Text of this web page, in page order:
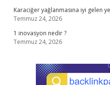
Karaciğer yağlanmasına iyi gelen
Temmuz 24, 2026
1 inovasyon nedir ?
Temmuz 24, 2026